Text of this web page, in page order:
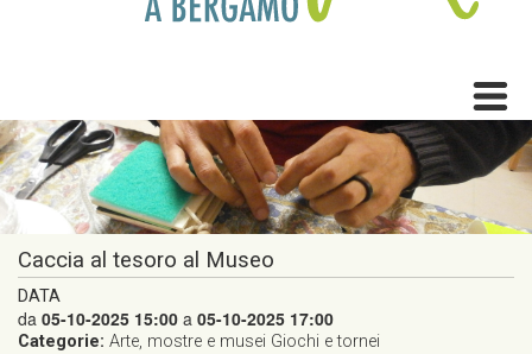
Caccia al tesoro al Museo
DATA
da 05-10-2025 15:00 a 05-10-2025 17:00
Categorie: Arte, mostre e musei Giochi e tornei